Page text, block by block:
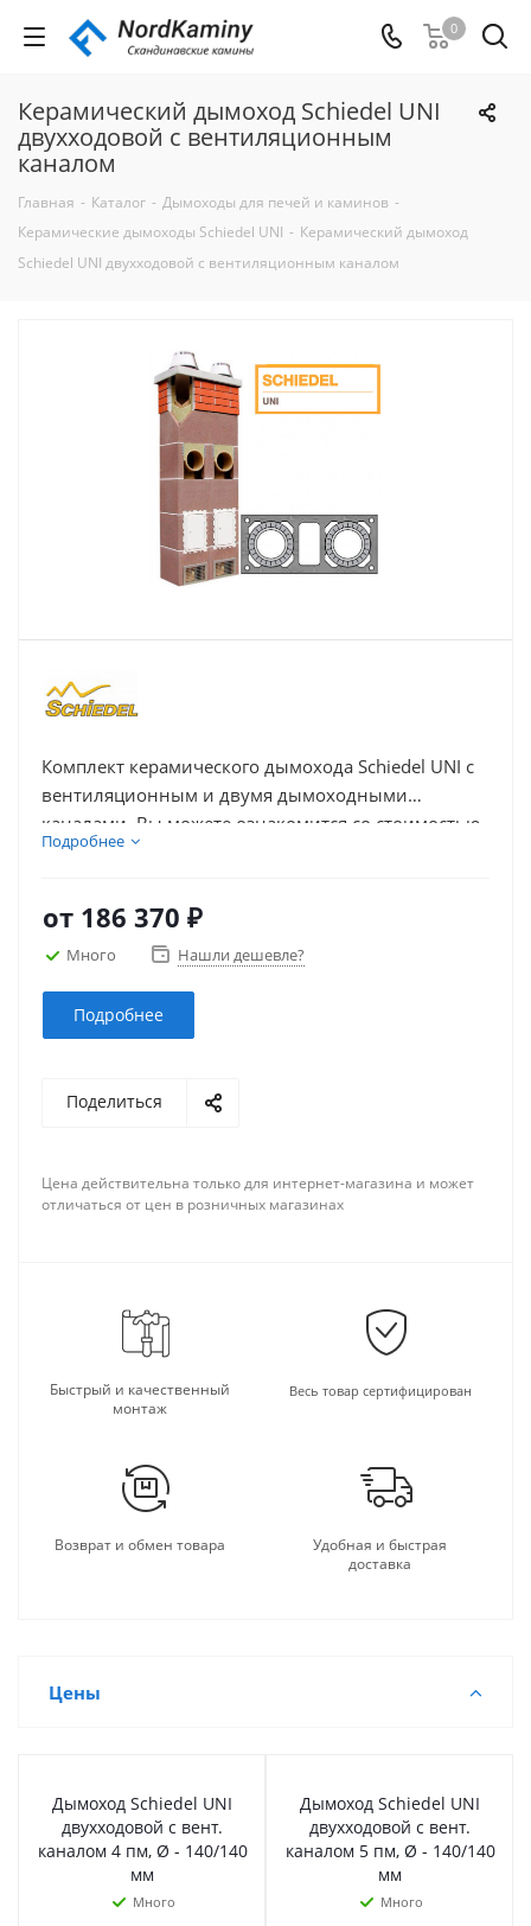
0
Керамический дымоход Schiedel UNI
двухходовой с вентиляционным
каналом
Главная - Каталог - Дымоходы для печей и каминов -
Керамические дымоходы Schiedel UNI - Керамический дымоход
Schiedel UNI двухходовой с вентиляционным каналом
Комплект керамического дымохода Schiedel UNI с
вентиляционным и двумя дымоходными
каналами. Вы можете ознакомится со стоимостью
комплекта дымохода, выбрать и купить дымоход
каналами и вентиляцией необходимой высоты –
Подробнее
от 186 370 ₽
Много Нашли дешевле?
Подробнее
Поделиться
Цена действительна только для интернет-магазина и может
отличаться от цен в розничных магазинах
Быстрый и качественный
монтаж
Весь товар сертифицирован
Возврат и обмен товара
Удобная и быстрая
доставка
Цены
Дымоход Schiedel UNI
двухходовой с вент.
каналом 4 пм, Ø - 140/140
мм
Много
Дымоход Schiedel UNI
двухходовой с вент.
каналом 5 пм, Ø - 140/140
мм
Много